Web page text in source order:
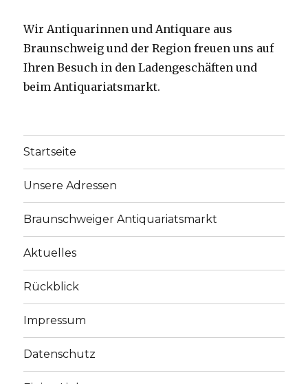
Wir Antiquarinnen und Antiquare aus
Braunschweig und der Region freuen uns auf
Ihren Besuch in den Ladengeschäften und
beim Antiquariatsmarkt.
Startseite
Unsere Adressen
Braunschweiger Antiquariatsmarkt
Aktuelles
Rückblick
Impressum
Datenschutz